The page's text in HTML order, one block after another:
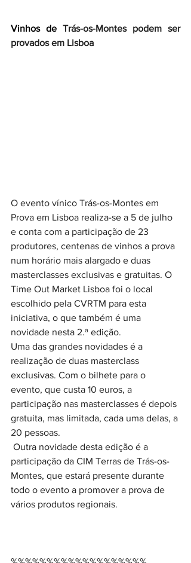
Vinhos de Trás-os-Montes podem ser
provados em Lisboa
O evento vínico Trás-os-Montes em
Prova em Lisboa realiza-se a 5 de julho
e conta com a participação de 23
produtores, centenas de vinhos a prova
num horário mais alargado e duas
masterclasses exclusivas e gratuitas. O
Time Out Market Lisboa foi o local
escolhido pela CVRTM para esta
iniciativa, o que também é uma
novidade nesta 2.ª edição.
Uma das grandes novidades é a
realização de duas masterclass
exclusivas. Com o bilhete para o
evento, que custa 10 euros, a
participação nas masterclasses é depois
gratuita, mas limitada, cada uma delas, a
20 pessoas.
Outra novidade desta edição é a
participação da CIM Terras de Trás-os-
Montes, que estará presente durante
todo o evento a promover a prova de
vários produtos regionais.